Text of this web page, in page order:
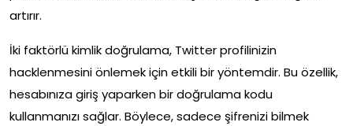
artırır.
İki faktörlü kimlik doğrulama, Twitter profilinizin
hacklenmesini önlemek için etkili bir yöntemdir. Bu özellik,
hesabınıza giriş yaparken bir doğrulama kodu
kullanmanızı sağlar. Böylece, sadece şifrenizi bilmek